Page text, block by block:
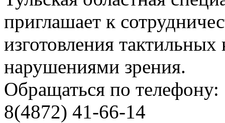
приглашает к
изготовления
нарушениями зрения.
Обращаться по телефону:
8(4872) 41-66-14